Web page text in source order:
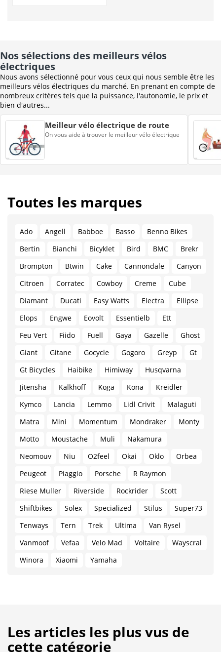
Nos sélections des meilleurs vélos
électriques
Nous avons sélectionné pour vous ceux qui nous semble être les
meilleurs vélos électriques du marché. En prenant en compte de
nombreux critères tels que la puissance, l'autonomie, le prix et
bien d'autres...
Meilleur vélo électrique de route
On vous aide à trouver le meilleur vélo électrique
Toutes les marques
Ado Angell Babboe Basso
Benno Bikes
Bertin
Bianchi Bicyklet Bird BMC
Brekr
Brompton
Btwin Cake Cannondale
Canyon
Citroen
Corratec Cowboy Creme
Cube
Diamant
Ducati Easy Watts Electra
Ellipse
Elops
Engwe Eovolt Essentielb
Ett
Feu Vert
Fiido Fuell Gaya Gazelle
Ghost
Giant
Gitane Gocycle Gogoro Greyp
Gt
Gt Bicycles
Haibike Himiway
Husqvarna
Jitensha
Kalkhoff Koga Kona
Kreidler
Kymco
Lancia Lemmo Lidl Crivit
Malaguti
Matra
Mini Momentum Mondraker
Monty
Motto
Moustache Muli
Nakamura
Neomouv
Niu O2feel Okai Oklo
Orbea
Peugeot
Piaggio Porsche
R Raymon
Riese Muller
Riverside Rockrider
Scott
Shiftbikes
Solex Specialized Stilus
Super73
Tenways
Tern Trek Ultima
Van Rysel
Vanmoof
Vefaa Velo Mad Voltaire
Wayscral
Winora
Xiaomi Yamaha
Les articles les plus vus de
cette catégorie